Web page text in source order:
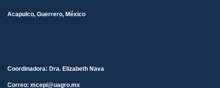
Acapulco, Guerrero, México
Coordinadora: Dra. Elizabeth Nava
Correo: mcepi@uagro.mx